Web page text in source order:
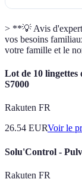
> **💡 Avis
vos besoins
votre famille et le
Lot de 10 lingettes
S7000
Rakuten FR
26.54 EURVoir le
Solu'Control -
Rakuten FR